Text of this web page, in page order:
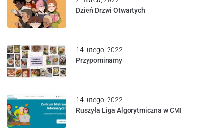
Dzień Drzwi Otwartych
14 lutego, 2022
Przypominamy
14 lutego, 2022
Ruszyła Liga Algorytmiczna w CMI